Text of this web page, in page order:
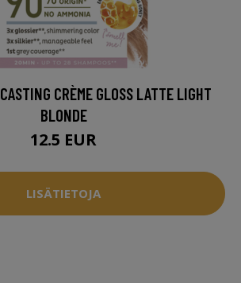
CRÈME GLOSS LATTE LIGHT
BLONDE
12.5 EUR
LISÄTIETOJA